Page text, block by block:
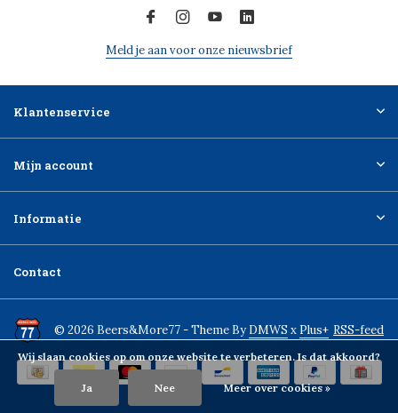
Meld je aan voor onze nieuwsbrief
Klantenservice
Mijn account
Informatie
Contact
© 2026 Beers&More77 - Theme ByDMWS x Plus+ RSS-feed
Wij slaan cookies op om onze website te verbeteren. Is dat akkoord?
Ja Nee Meer over cookies »